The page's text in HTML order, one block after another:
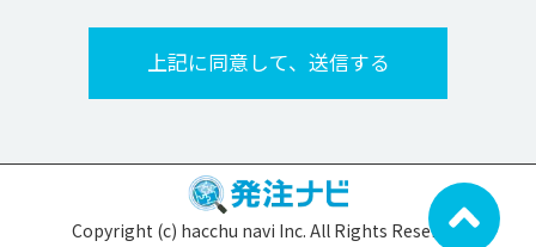
Copyright (c) hacchu navi Inc. All Rights Reserved